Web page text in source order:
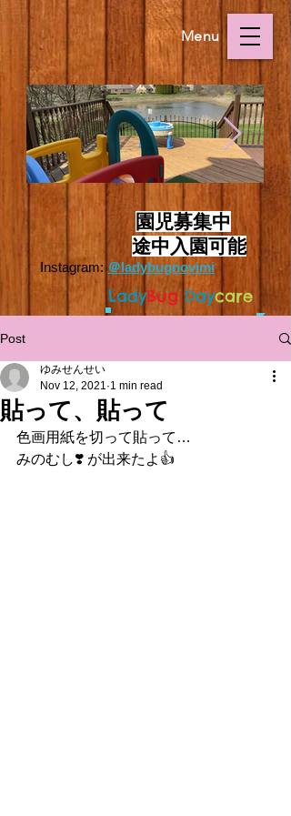
Outside.HEIC
​
園児募集中
途中入園可能
Instagram: ＠ladybugnovimi
LadyBug Daycare
Menu
Post
貼って、貼って
ゆみせんせい
Nov 12, 2021 1 min read
色画用紙を切って貼って…
みのむし❣️ が出来たよ👍